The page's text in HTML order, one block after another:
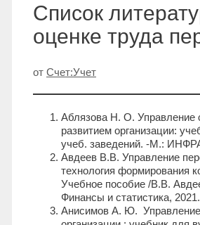
Список
оценке труда
от Счет:Учет
Аблязова Н. О. Управление
развитием организации:
учеб. заведений. -М.:
Авдеев В.В. Управление
технология формирования
Учебное пособие /В.В.
Финансы и статистика,
Анисимов А. Ю.